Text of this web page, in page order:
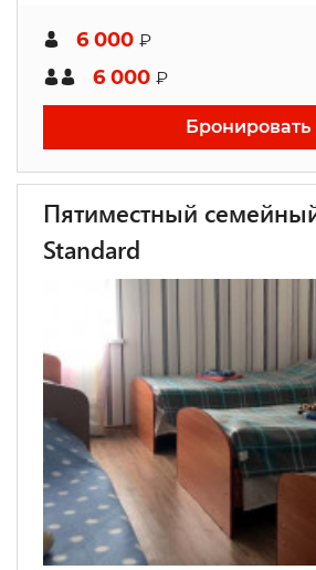
6 000 ₽
6 000 ₽
Бронировать
Пятиместный
Standard